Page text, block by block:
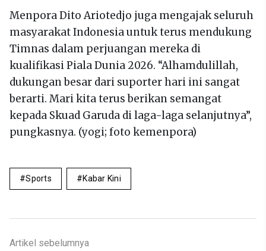
Menpora Dito Ariotedjo juga mengajak seluruh
masyarakat Indonesia untuk terus mendukung
Timnas dalam perjuangan mereka di
kualifikasi Piala Dunia 2026. “Alhamdulillah,
dukungan besar dari suporter hari ini sangat
berarti. Mari kita terus berikan semangat
kepada Skuad Garuda di laga-laga selanjutnya”,
pungkasnya. (yogi; foto kemenpora)
Sports Kabar Kini
Artikel sebelumnya